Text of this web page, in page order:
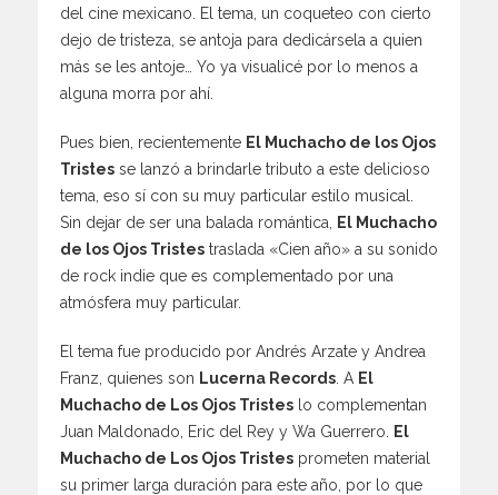
del cine mexicano. El tema, un coqueteo con cierto
dejo de tristeza, se antoja para dedicársela a quien
más se les antoje… Yo ya visualicé por lo menos a
alguna morra por ahí.
Pues bien, recientemente El Muchacho de los Ojos
Tristes se lanzó a brindarle tributo a este delicioso
tema, eso sí con su muy particular estilo musical.
Sin dejar de ser una balada romántica,
El Muchacho
de los Ojos Tristes traslada «Cien año» a su sonido
de rock indie que es complementado por una
atmósfera muy particular.
El tema fue producido por Andrés Arzate y Andrea
Franz, quienes son Lucerna Records . A El
Muchacho de Los Ojos Tristes lo complementan
Juan Maldonado, Eric del Rey y Wa Guerrero.
El
Muchacho de Los Ojos Tristes prometen material
su primer larga duración para este año, por lo que